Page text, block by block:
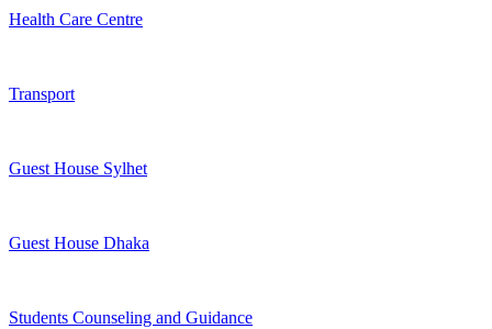
Health Care Centre
Transport
Guest House Sylhet
Guest House Dhaka
Students Counseling and Guidance